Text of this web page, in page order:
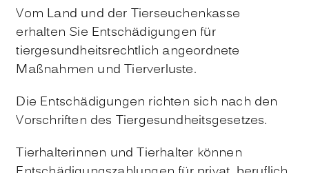
Vom Land und der Tierseuchenkasse
erhalten Sie Entschädigungen für
tiergesundheitsrechtlich angeordnete
Maßnahmen und Tierverluste.
Die Entschädigungen richten sich nach den
Vorschriften des Tiergesundheitsgesetzes.
Tierhalterinnen und Tierhalter können